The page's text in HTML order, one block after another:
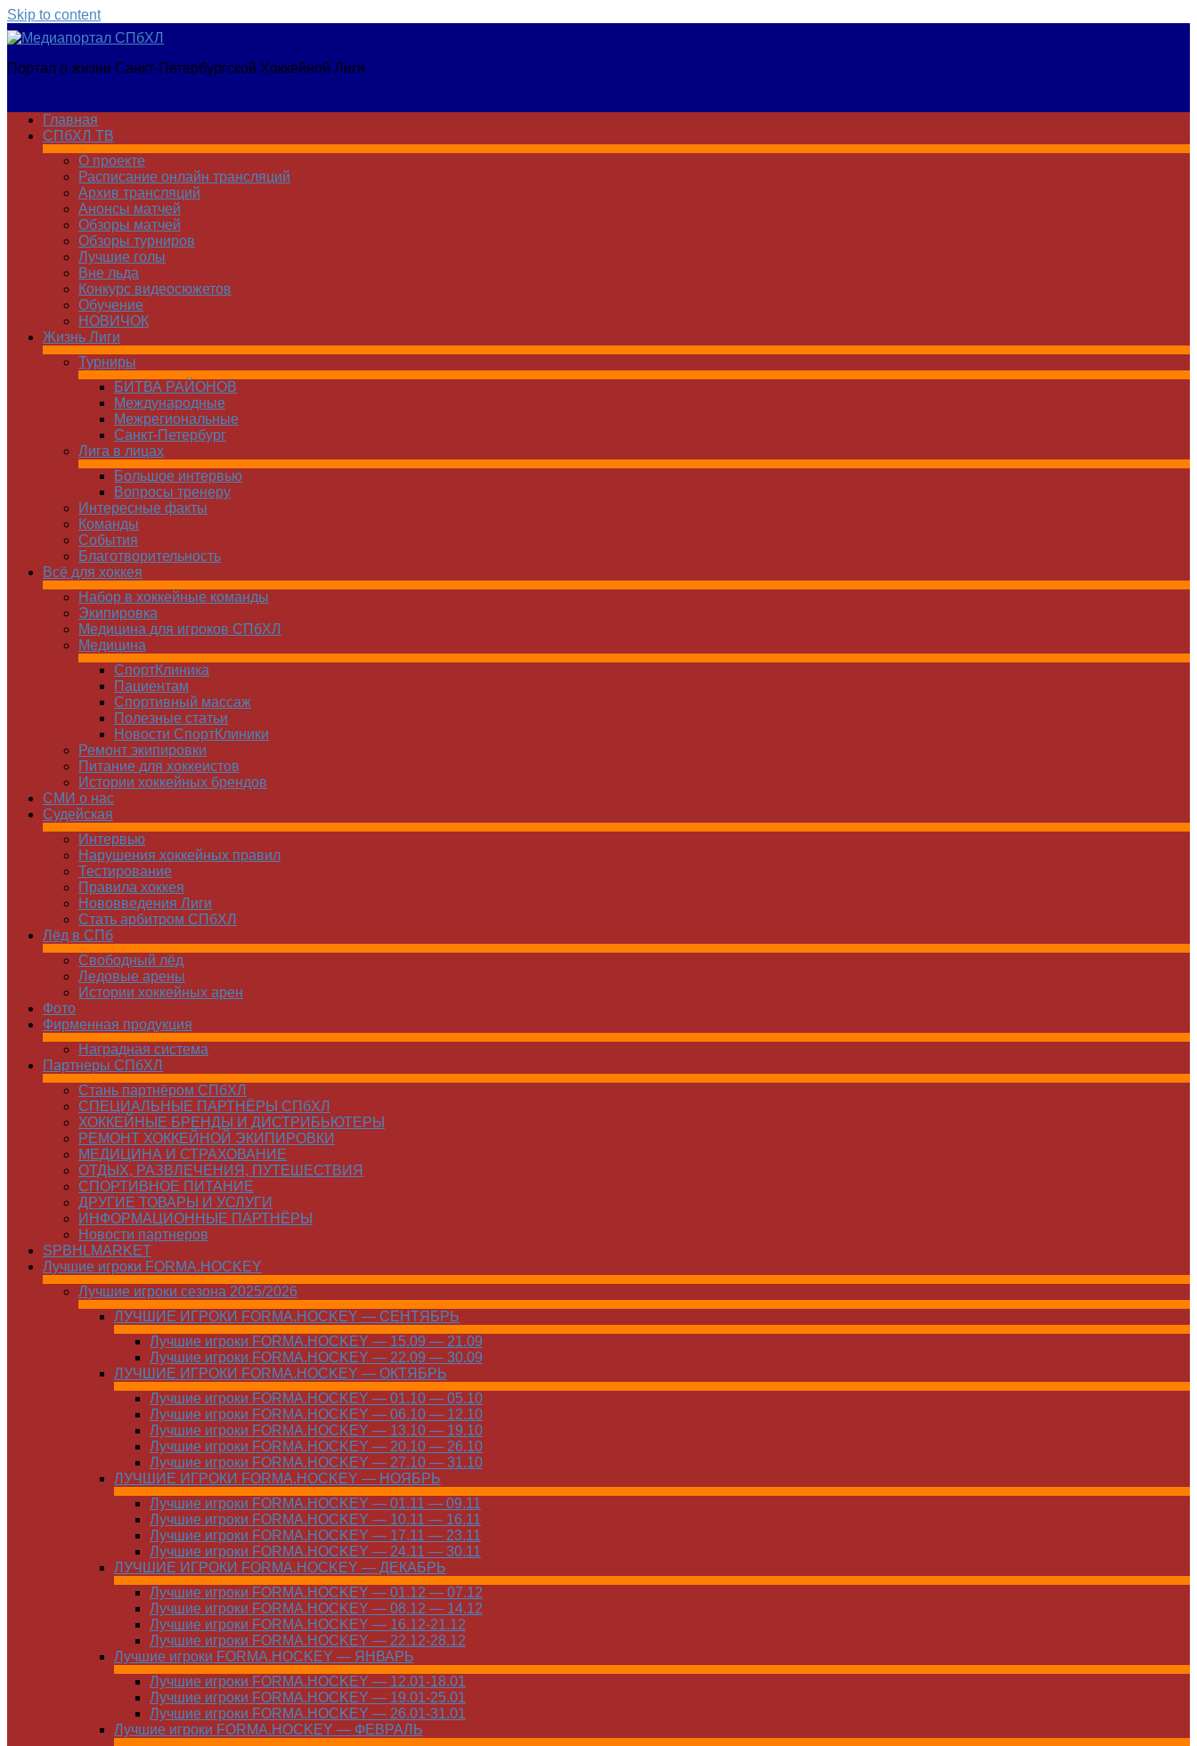
Skip to content
Медиапортал
Портал о жизни Санкт-Петербургской Хоккейной Лиги
Главная
СПбХЛ ТВ
О проекте
Расписание онлайн трансляций
Архив трансляций
Анонсы матчей
Обзоры матчей
Обзоры турниров
Лучшие голы
Вне льда
Конкурс видеосюжетов
Обучение
НОВИЧОК
Жизнь Лиги
Турниры
БИТВА РАЙОНОВ
Международные
Межрегиональные
Санкт-Петербург
Лига в лицах
Большое интервью
Вопросы тренеру
Интересные факты
Команды
Cобытия
Благотворительность
Всё для хоккея
Набор в хоккейные команды
Экипировка
Медицина для игроков СПбХЛ
Медицина
СпортКлиника
Пациентам
Спортивный массаж
Полезные статьи
Новости СпортКлиники
Ремонт экипировки
Питание для хоккеистов
Истории хоккейных брендов
СМИ о нас
Судейская
Интервью
Нарушения хоккейных правил
Тестирование
Правила хоккея
Нововведения Лиги
Стать арбитром СПбХЛ
Лёд в СПб
Свободный лёд
Ледовые арены
Истории хоккейных арен
Фото
Фирменная продукция
Наградная система
Партнеры СПбХЛ
Стань партнёром СПбХЛ
СПЕЦИАЛЬНЫЕ ПАРТНЁРЫ СПбХЛ
ХОККЕЙНЫЕ БРЕНДЫ И ДИСТРИБЬЮТЕРЫ
РЕМОНТ ХОККЕЙНОЙ ЭКИПИРОВКИ
МЕДИЦИНА И СТРАХОВАНИЕ
ОТДЫХ, РАЗВЛЕЧЕНИЯ, ПУТЕШЕСТВИЯ
СПОРТИВНОЕ ПИТАНИЕ
ДРУГИЕ ТОВАРЫ И УСЛУГИ
ИНФОРМАЦИОННЫЕ ПАРТНЁРЫ
Новости партнеров
SPBHLMARKET
Лучшие игроки FORMA.HOCKEY
Лучшие игроки сезона 2025/2026
ЛУЧШИЕ ИГРОКИ FORMA.HOCKEY — СЕНТЯБРЬ
Лучшие игроки FORMA.HOCKEY — 15.09 — 21.09
Лучшие игроки FORMA.HOCKEY — 22.09 — 30.09
ЛУЧШИЕ ИГРОКИ FORMA.HOCKEY — ОКТЯБРЬ
Лучшие игроки FORMA.HOCKEY — 01.10 — 05.10
Лучшие игроки FORMA.HOCKEY — 06.10 — 12.10
Лучшие игроки FORMA.HOCKEY — 13.10 — 19.10
Лучшие игроки FORMA.HOCKEY — 20.10 — 26.10
Лучшие игроки FORMA.HOCKEY — 27.10 — 31.10
ЛУЧШИЕ ИГРОКИ FORMA.HOCKEY — НОЯБРЬ
Лучшие игроки FORMA.HOCKEY — 01.11 — 09.11
Лучшие игроки FORMA.HOCKEY — 10.11 — 16.11
Лучшие игроки FORMA.HOCKEY — 17.11 — 23.11
Лучшие игроки FORMA.HOCKEY — 24.11 — 30.11
ЛУЧШИЕ ИГРОКИ FORMA.HOCKEY — ДЕКАБРЬ
Лучшие игроки FORMA.HOCKEY — 01.12 — 07.12
Лучшие игроки FORMA.HOCKEY — 08.12 — 14.12
Лучшие игроки FORMA.HOCKEY — 16.12-21.12
Лучшие игроки FORMA.HOCKEY — 22.12-28.12
Лучшие игроки FORMA.HOCKEY — ЯНВАРЬ
Лучшие игроки FORMA.HOCKEY — 12.01-18.01
Лучшие игроки FORMA.HOCKEY — 19.01-25.01
Лучшие игроки FORMA.HOCKEY — 26.01-31.01
Лучшие игроки FORMA.HOCKEY — ФЕВРАЛЬ